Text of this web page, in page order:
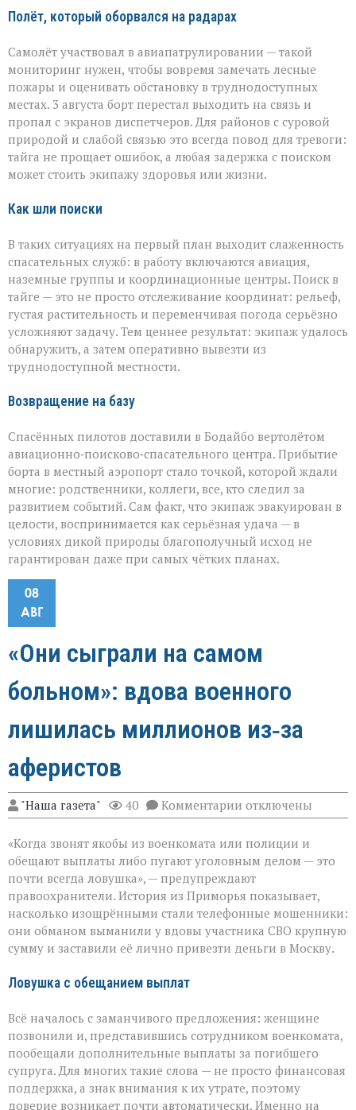
Полёт, который оборвался на радарах
Самолёт участвовал в авиапатрулировании — такой
мониторинг нужен, чтобы вовремя замечать лесные
пожары и оценивать обстановку в труднодоступных
местах. 3 августа борт перестал выходить на связь и
пропал с экранов диспетчеров. Для районов с суровой
природой и слабой связью это всегда повод для тревоги:
тайга не прощает ошибок, а любая задержка с поиском
может стоить экипажу здоровья или жизни.
Как шли поиски
В таких ситуациях на первый план выходит слаженность
спасательных служб: в работу включаются авиация,
наземные группы и координационные центры. Поиск в
тайге — это не просто отслеживание координат: рельеф,
густая растительность и переменчивая погода серьёзно
усложняют задачу. Тем ценнее результат: экипаж удалось
обнаружить, а затем оперативно вывезти из
труднодоступной местности.
Возвращение на базу
Спасённых пилотов доставили в Бодайбо вертолётом
авиационно‑поисково‑спасательного центра. Прибытие
борта в местный аэропорт стало точкой, которой ждали
многие: родственники, коллеги, все, кто следил за
развитием событий. Сам факт, что экипаж эвакуирован в
целости, воспринимается как серьёзная удача — в
условиях дикой природы благополучный исход не
гарантирован даже при самых чётких планах.
08
АВГ
«Они сыграли на самом
больном»: вдова военного
лишилась миллионов из‑за
аферистов
"Наша газета" 40 Комментарии к
записи
сыграли
на
самом
больном»:
вдова
военного
лишилась
миллионов
из‑за
отключены
«Когда звонят якобы из военкомата или полиции и
обещают выплаты либо пугают уголовным делом — это
почти всегда ловушка», — предупреждают
правоохранители. История из Приморья показывает,
насколько изощрёнными стали телефонные мошенники:
они обманом выманили у вдовы участника СВО крупную
сумму и заставили её лично привезти деньги в Москву.
Ловушка с обещанием выплат
Всё началось с заманчивого предложения: женщине
позвонили и, представившись сотрудником военкомата,
пообещали дополнительные выплаты за погибшего
супруга. Для многих такие слова — не просто финансовая
поддержка, а знак внимания к их утрате, поэтому
доверие возникает почти автоматически. Именно на